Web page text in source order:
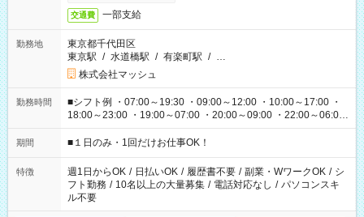
交通費 一部支給
勤務地
東京都千代田区
東京駅 / 水道橋駅 / 有楽町駅 / …
株式会社マッシュ
勤務時間
■シフト例 ・07:00～19:30 ・09:00～12:00 ・10:00～17:00 ・
18:00～23:00 ・19:00～07:00 ・20:00～09:00 ・22:00～06:00
etc ★最短で3時間で5,120円のお仕事から 15時間で2万円近く稼
げるお仕事も！ ご希望のお時間に合わせてご紹介！ ※シフトは
ください！
期間 ■１日のみ・1回だけお仕事OK！
特徴 週1日からOK / 日払いOK / 履歴書不要 / 副業・WワークOK / シ
フト勤務 / 10名以上の大量募集 / 電話対応なし / パソコンスキ
ル不要